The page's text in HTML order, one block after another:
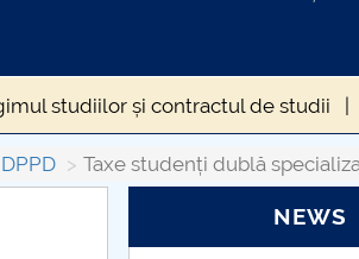
studiilor și contractul de studii
Taxe studenți dublă
Taxe studenți dublă
NEWS